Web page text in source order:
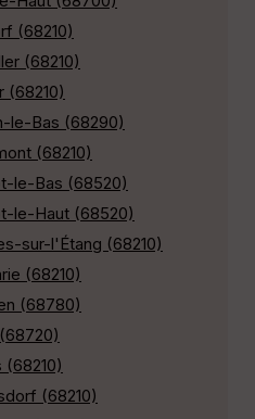
(68210)
(68210)
(68210)
le-Bas (68290)
(68210)
le-Bas (68520)
le-Haut (68520)
sur-l'Étang (68210)
(68210)
(68780)
(68210)
(68210)